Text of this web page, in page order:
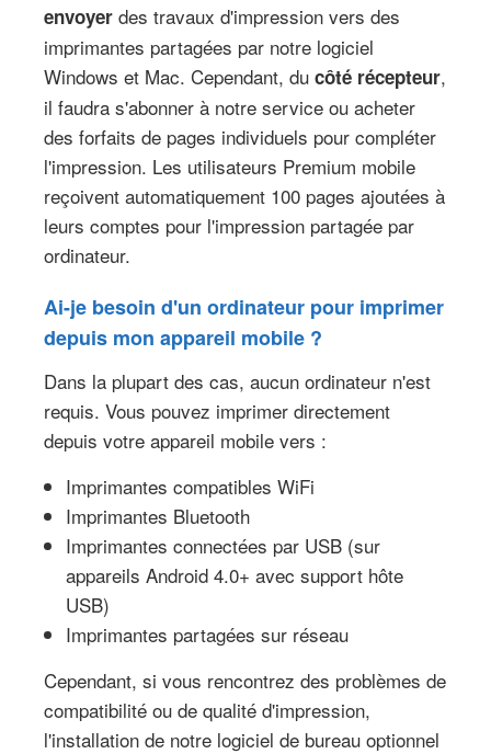
envoyer des travaux d'impression vers des
imprimantes partagées par notre logiciel
Windows et Mac. Cependant, du côté récepteur,
il faudra s'abonner à notre service ou acheter
des forfaits de pages individuels pour compléter
l'impression. Les utilisateurs Premium mobile
reçoivent automatiquement 100 pages ajoutées à
leurs comptes pour l'impression partagée par
ordinateur.
Ai-je besoin d'un ordinateur pour imprimer
depuis mon appareil mobile ?
Dans la plupart des cas, aucun ordinateur n'est
requis. Vous pouvez imprimer directement
depuis votre appareil mobile vers :
Imprimantes compatibles WiFi
Imprimantes Bluetooth
Imprimantes connectées par USB (sur
appareils Android 4.0+ avec support hôte
USB)
Imprimantes partagées sur réseau
Cependant, si vous rencontrez des problèmes de
compatibilité ou de qualité d'impression,
l'installation de notre logiciel de bureau optionnel